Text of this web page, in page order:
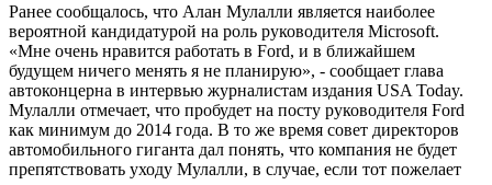
Ранее сообщалось, что Алан Мулалли является наиболее
вероятной кандидатурой на роль руководителя Microsoft.
«Мне очень нравится работать в Ford, и в ближайшем
будущем ничего менять я не планирую», - сообщает глава
автоконцерна в интервью журналистам издания USA Today.
Мулалли отмечает, что пробудет на посту руководителя Ford
как минимум до 2014 года. В то же время совет директоров
автомобильного гиганта дал понять, что компания не будет
препятствовать уходу Мулалли, в случае, если тот пожелает